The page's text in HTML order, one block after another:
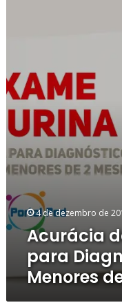
para
Diagnóstico
de
ITU
em
de
2
4 de dezembro de
Acurácia
para
Menores